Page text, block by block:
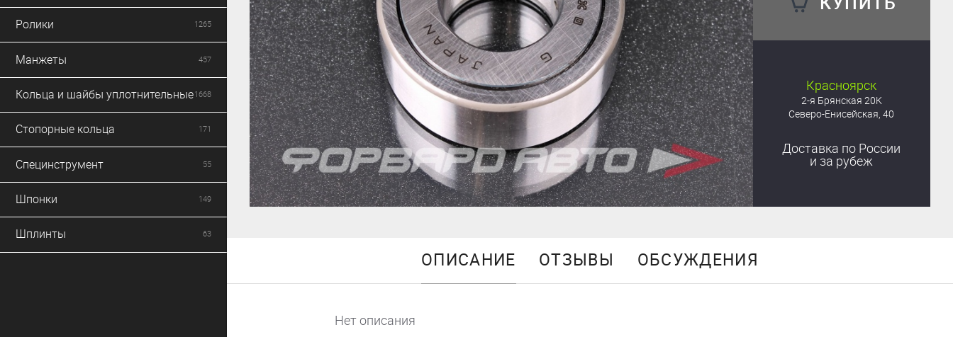
Ролики 1265
Манжеты 457
Кольца и шайбы уплотнительные1668
Стопорные кольца 171
Специнструмент 55
Шпонки 149
Шплинты 63
Красноярск
2-я Брянская 20К
Северо-Енисейская, 40
Доставка по России
и за рубеж
ОПИСАНИЕ ОТЗЫВЫ ОБСУЖДЕНИЯ
Нет описания